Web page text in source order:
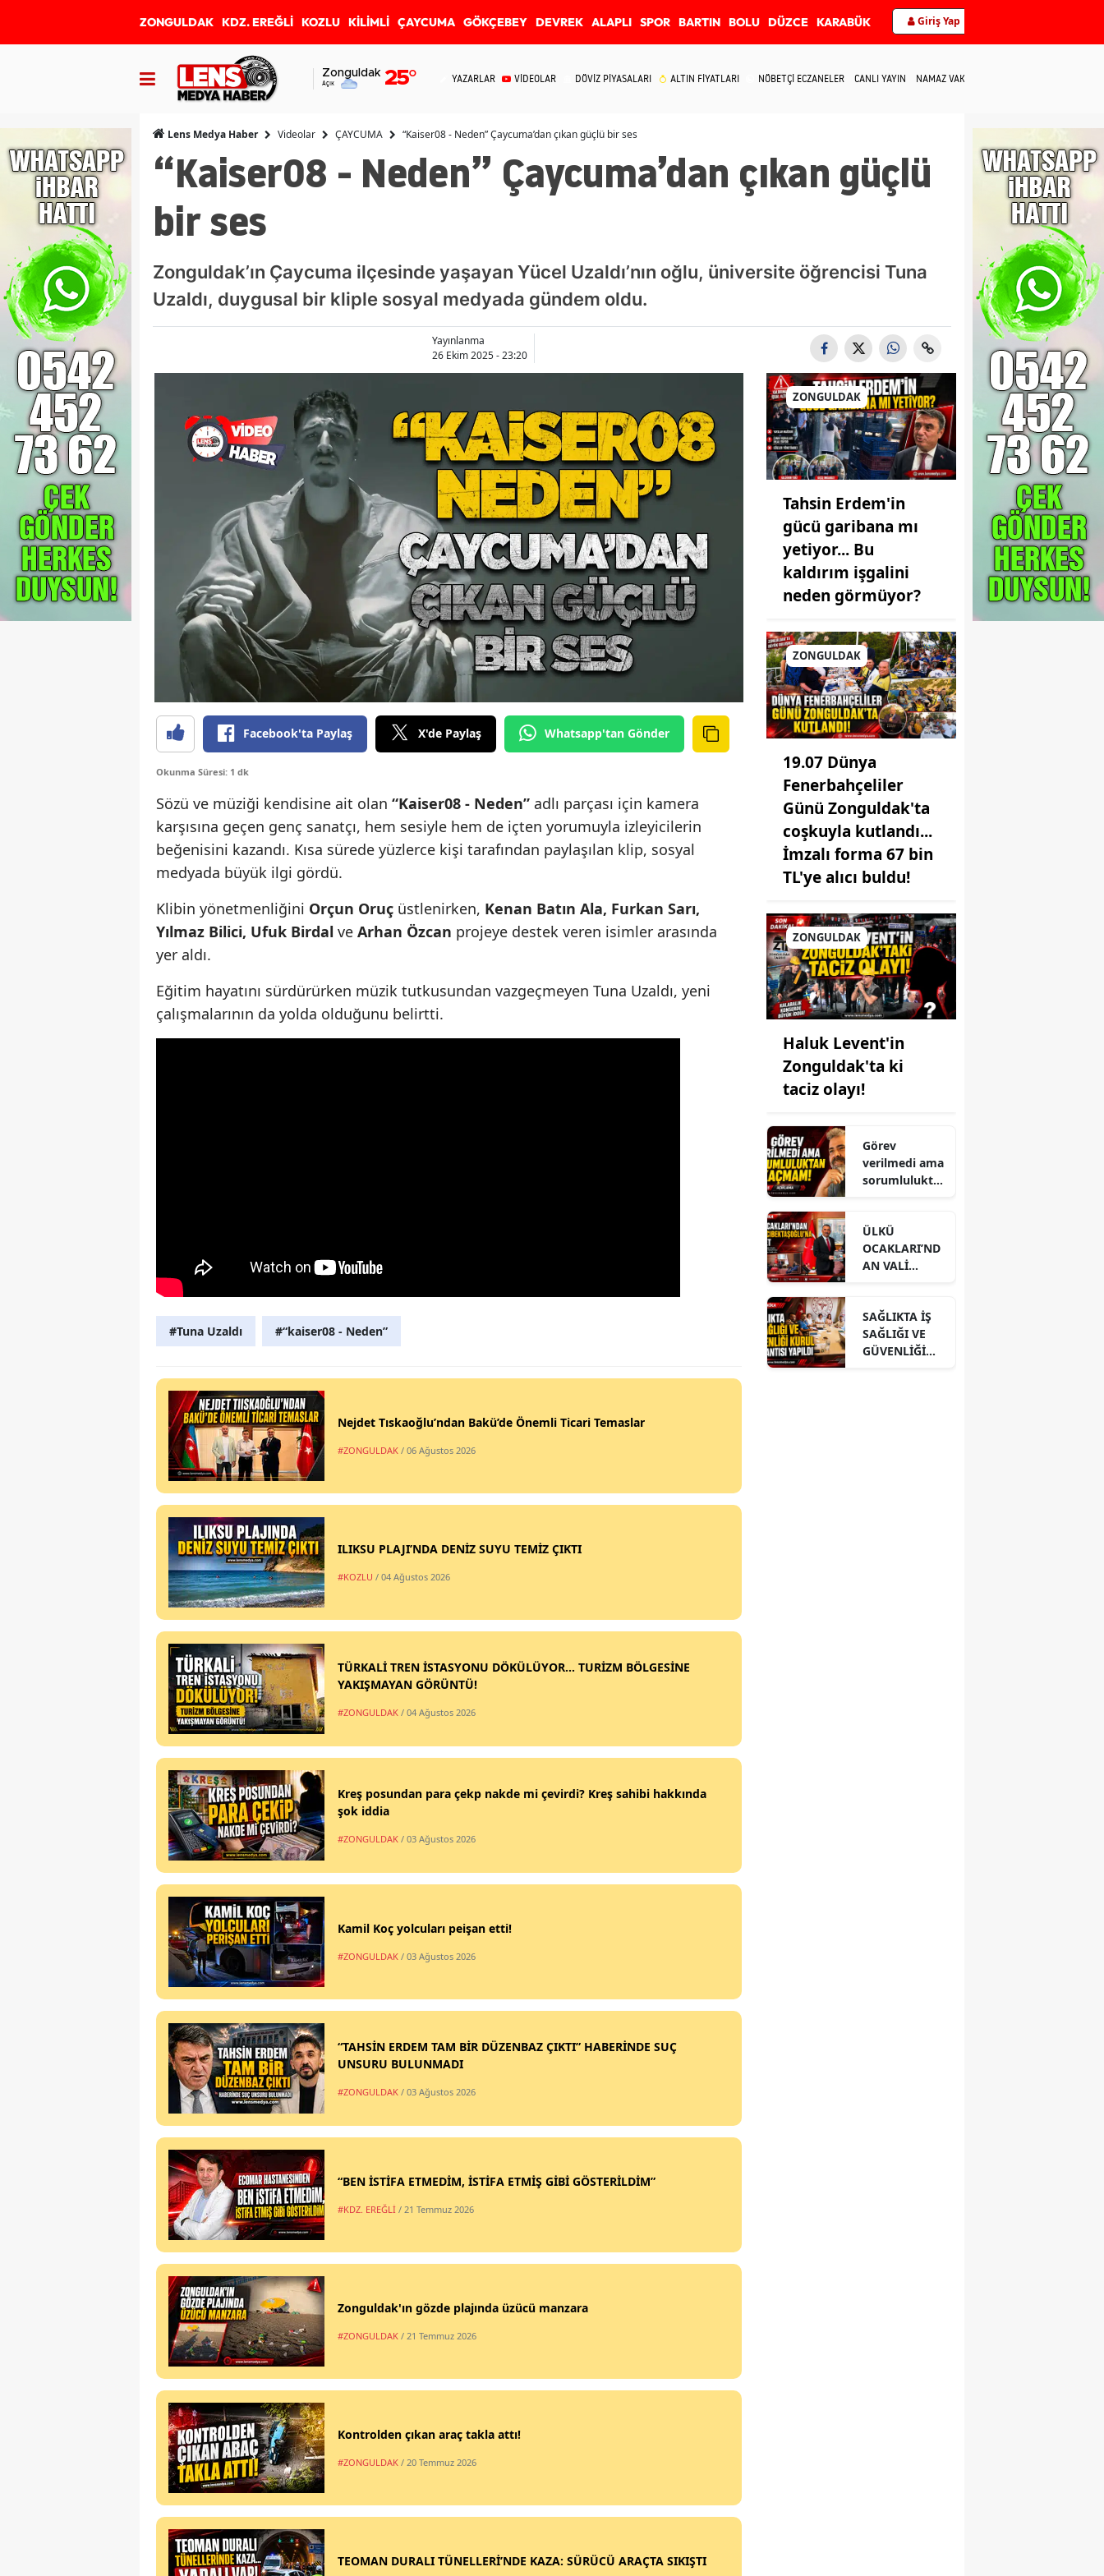
ZONGULDAK KDZ. EREĞLİ KOZLU KİLİMLİ ÇAYCUMA GÖKÇEBEY DEVREK ALAPLI SPOR BARTIN BOLU DÜZCE KARABÜK Giriş Yap
Zonguldak
Açık 25° YAZARLAR VİDEOLAR DÖVİZ PİYASALARI ALTIN FİYATLARI NÖBETÇİ ECZANELER CANLI YAYIN NAMAZ VAKİTLERİ
Lens Medya Haber Videolar ÇAYCUMA “Kaiser08 - Neden” Çaycuma’dan çıkan güçlü bir ses
“Kaiser08 - Neden” Çaycuma’dan çıkan güçlü
bir ses
Zonguldak’ın Çaycuma ilçesinde yaşayan Yücel Uzaldı’nın oğlu, üniversite öğrencisi Tuna
Uzaldı, duygusal bir kliple sosyal medyada gündem oldu.
Yayınlanma
26 Ekim 2025 - 23:20
Facebook'ta Paylaş X'de Paylaş Whatsapp'tan Gönder
Okunma Süresi: 1 dk
Sözü ve müziği kendisine ait olan “Kaiser08 - Neden” adlı parçası için kamera
karşısına geçen genç sanatçı, hem sesiyle hem de içten yorumuyla izleyicilerin
beğenisini kazandı. Kısa sürede yüzlerce kişi tarafından paylaşılan klip, sosyal
medyada büyük ilgi gördü.
Klibin yönetmenliğini Orçun Oruç üstlenirken, Kenan Batın Ala, Furkan Sarı,
Yılmaz Bilici, Ufuk Birdal ve Arhan Özcan projeye destek veren isimler arasında
yer aldı.
Eğitim hayatını sürdürürken müzik tutkusundan vazgeçmeyen Tuna Uzaldı, yeni
çalışmalarının da yolda olduğunu belirtti.
#Tuna Uzaldı #“kaiser08 - Neden”
Nejdet Tıskaoğlu’ndan Bakü’de Önemli Ticari Temaslar
#ZONGULDAK / 06 Ağustos 2026
ILIKSU PLAJI’NDA DENİZ SUYU TEMİZ ÇIKTI
#KOZLU / 04 Ağustos 2026
TÜRKALİ TREN İSTASYONU DÖKÜLÜYOR... TURİZM BÖLGESİNE
YAKIŞMAYAN GÖRÜNTÜ!
#ZONGULDAK / 04 Ağustos 2026
Kreş posundan para çekp nakde mi çevirdi? Kreş sahibi hakkında
şok iddia
#ZONGULDAK / 03 Ağustos 2026
Kamil Koç yolcuları peişan etti!
#ZONGULDAK / 03 Ağustos 2026
“TAHSİN ERDEM TAM BİR DÜZENBAZ ÇIKTI” HABERİNDE SUÇ
UNSURU BULUNMADI
#ZONGULDAK / 03 Ağustos 2026
“BEN İSTİFA ETMEDİM, İSTİFA ETMİŞ GİBİ GÖSTERİLDİM”
#KDZ. EREĞLİ / 21 Temmuz 2026
Zonguldak'ın gözde plajında üzücü manzara
#ZONGULDAK / 21 Temmuz 2026
Kontrolden çıkan araç takla attı!
#ZONGULDAK / 20 Temmuz 2026
TEOMAN DURALI TÜNELLERİ’NDE KAZA: SÜRÜCÜ ARAÇTA SIKIŞTI
ZONGULDAK
Tahsin Erdem'in
gücü garibana mı
yetiyor... Bu
kaldırım işgalini
neden görmüyor?
ZONGULDAK
19.07 Dünya
Fenerbahçeliler
Günü Zonguldak'ta
coşkuyla kutlandı...
İmzalı forma 67 bin
TL'ye alıcı buldu!
ZONGULDAK
Haluk Levent'in
Zonguldak'ta ki
taciz olayı!
Görev
verilmedi ama
sorumlulukta
ÜLKÜ
OCAKLARI’ND
AN VALİ
ZİYARET
SAĞLIKTA İŞ
SAĞLIĞI VE
GÜVENLİĞİ